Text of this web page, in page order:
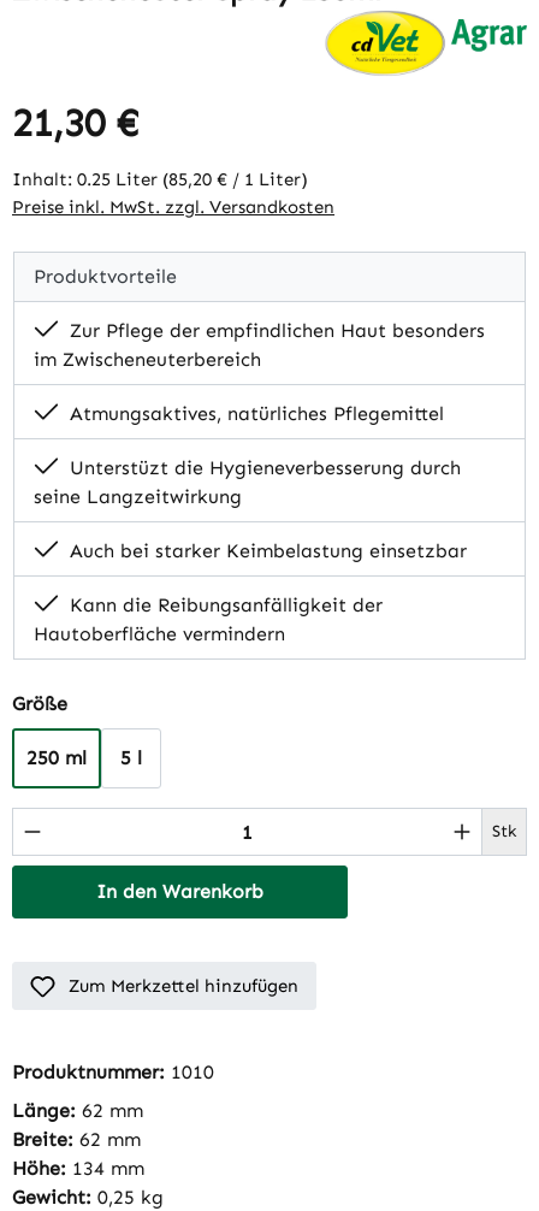
Regulärer Preis:
21,30 €
Inhalt: 0.25 Liter (85,20 € / 1 Liter)
Preise inkl. MwSt. zzgl. Versandkosten
Produktvorteile
Zur Pflege der empfindlichen Haut besonders
im Zwischeneuterbereich
Atmungsaktives, natürliches Pflegemittel
Unterstüzt die Hygieneverbesserung durch
seine Langzeitwirkung
Auch bei starker Keimbelastung einsetzbar
Kann die Reibungsanfälligkeit der
Hautoberfläche vermindern
Größeauswählen
250 ml 5 l
Produkt Anzahl: Gib den gewünschten Stk
In den Warenkorb
Zum Merkzettel hinzufügen
Produktnummer: 1010
Länge: 62 mm
Breite: 62 mm
Höhe: 134 mm
Gewicht: 0,25 kg